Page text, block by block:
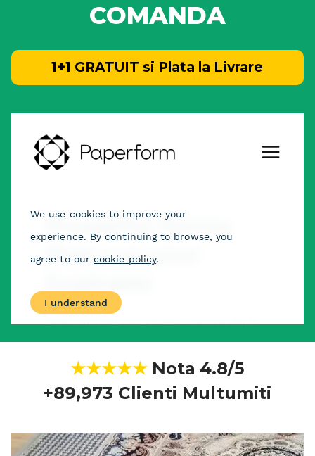
COMANDA
1+1 GRATUIT si Plata la Livrare
★★★★★ Nota 4.8/5
+89,973 Clienti Multumiti